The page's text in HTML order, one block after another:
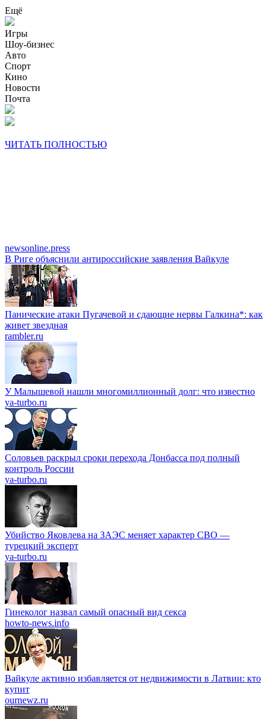
Ещё
Игры
Шоу-бизнес
Авто
Спорт
Кино
Новости
Почта
ЧИТАТЬ ПОЛНОСТЬЮ
newsonline.press
В Риге объяснили антироссийские заявления Вайкуле
Панические атаки Пугачевой и сдающие нервы Галкина*: как
живет звездная
rambler.ru
У Малышевой нашли многомиллионный долг: что известно
ya-turbo.ru
Соловьев раскрыл сроки перехода Донбасса под полный
контроль России
ya-turbo.ru
Убийство Яковлева на ЗАЭС меняет характер СВО —
турецкий эксперт
ya-turbo.ru
Гинеколог назвал самый опасный вид секса
howto-news.info
Вайкуле активно избавляется от недвижимости в Латвии: кто
купит
ournewz.ru